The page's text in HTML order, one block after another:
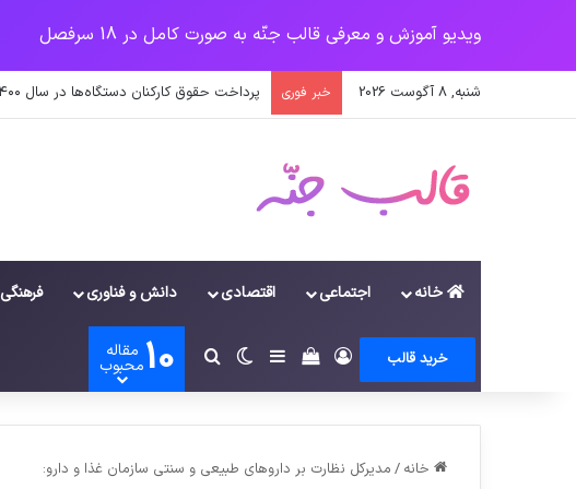
ویدیو آموزش و معرفی قالب جنّه به صورت کامل در 18 سرفصل
شنبه, 8 آگوست 2026 خبر فوری پرداخت حقوق کارکنان دستگاه‌ها در سال ۱۴۰۰ منوط به ثبت اطلاعات کارکنان در سامانه شد
خانه اجتماعی اقتصادی دانش و فناوری فرهنگی
خرید قالب وروددیدن سبد خرید
سایدبارتغییر پوسته
جستجو برای
10 مقاله
محبوب
خانه / مدیرکل نظارت بر داروهای طبیعی و سنتی سازمان غذا و دارو: